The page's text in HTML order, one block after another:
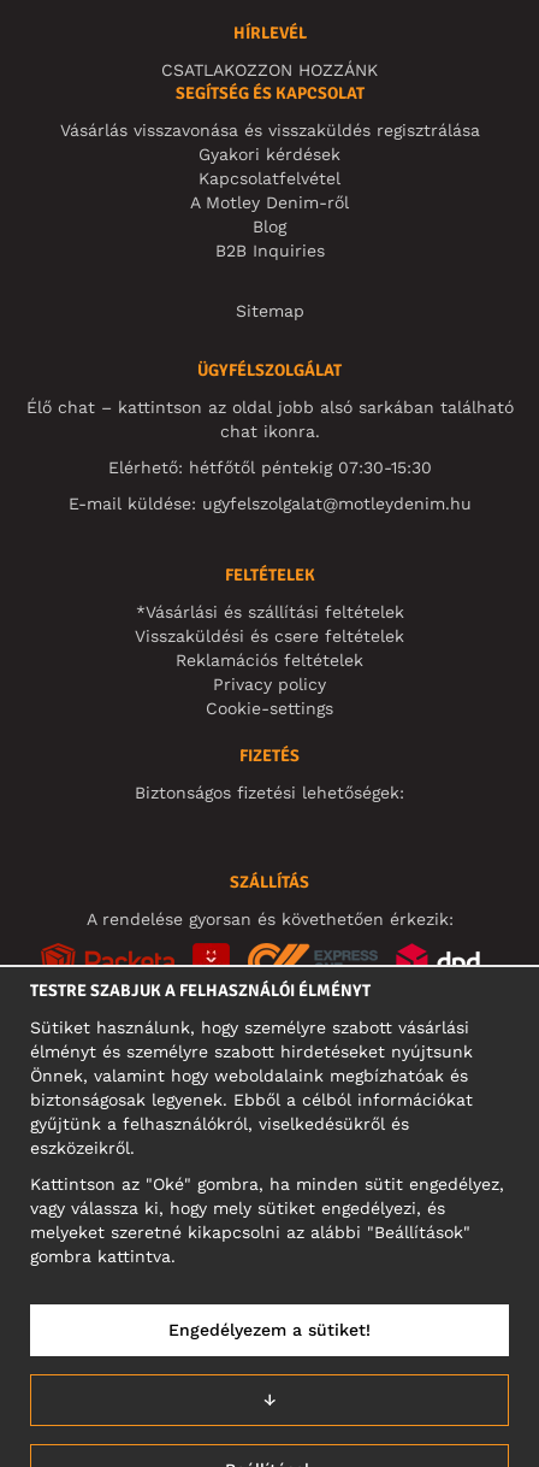
HÍRLEVÉL
CSATLAKOZZON HOZZÁNK
SEGÍTSÉG ÉS KAPCSOLAT
Vásárlás visszavonása és visszaküldés regisztrálása
Gyakori kérdések
Kapcsolatfelvétel
A Motley Denim-ről
Blog
B2B Inquiries
Sitemap
ÜGYFÉLSZOLGÁLAT
Élő chat – kattintson az oldal jobb alsó sarkában található
chat ikonra.
Elérhető: hétfőtől péntekig 07:30-15:30
E-mail küldése: ugyfelszolgalat@motleydenim.hu
FELTÉTELEK
*Vásárlási és szállítási feltételek
Visszaküldési és csere feltételek
Reklamációs feltételek
Privacy policy
Cookie-settings
FIZETÉS
Biztonságos fizetési lehetőségek:
SZÁLLÍTÁS
A rendelése gyorsan és követhetően érkezik:
KÖZÖSSÉGI MÉDIA
Motley Denim Europe OÜ
Narva mnt 5, EE-10117 Tallinn
Reg: 12356245
MAGYARORSZÁG/MAGYAR
TESTRE SZABJUK A FELHASZNÁLÓI ÉLMÉNYT
Sütiket használunk, hogy személyre szabott vásárlási
élményt és személyre szabott hirdetéseket nyújtsunk
Önnek, valamint hogy weboldalaink megbízhatóak és
biztonságosak legyenek. Ebből a célból információkat
gyűjtünk a felhasználókról, viselkedésükről és
eszközeikről.
Kattintson az "Oké" gombra, ha minden sütit engedélyez,
vagy válassza ki, hogy mely sütiket engedélyezi, és
melyeket szeretné kikapcsolni az alábbi "Beállítások"
gombra kattintva.
↓
Engedélyezem a sütiket!